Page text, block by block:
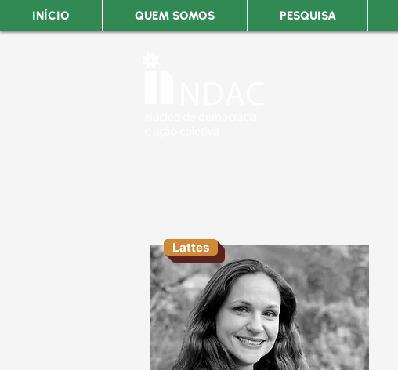
INÍCIO QUEM SOMOS PESQUISA
Lattes